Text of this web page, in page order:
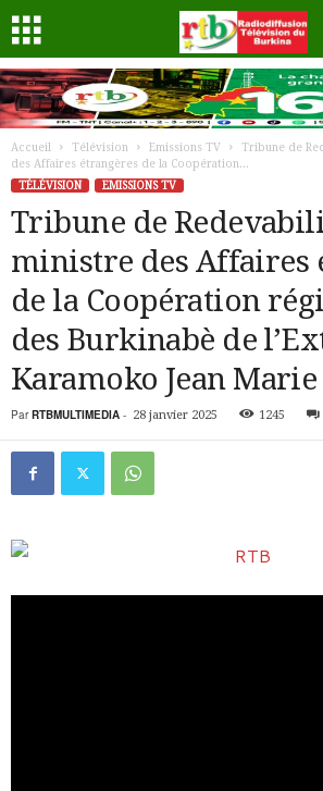
Accueil Télévision Emissions TV
Tribune de
des Affaires étrangères de la Coopération...
TÉLÉVISION
EMISSIONS TV
Tribune de
ministre des Affaires
de la Coopération
des Burkinabè de
Karamoko Jean Marie
Par RTBMULTIMEDIA - 28 janvier 2025 1245